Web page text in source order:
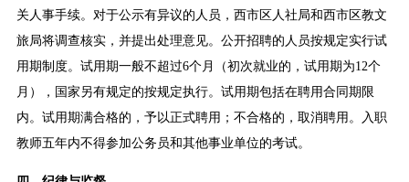
关人事手续。对于公示有异议的人员，西市区人社局和西市区教文
旅局将调查核实，并提出处理意见。公开招聘的人员按规定实行试
用期制度。试用期一般不超过6个月（初次就业的，试用期为12个
月），国家另有规定的按规定执行。试用期包括在聘用合同期限
内。试用期满合格的，予以正式聘用；不合格的，取消聘用。入职
教师五年内不得参加公务员和其他事业单位的考试。